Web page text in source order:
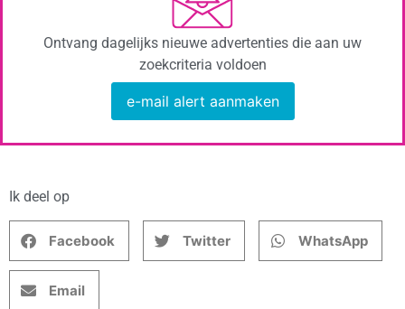
Ontvang dagelijks nieuwe advertenties die aan uw
zoekcriteria voldoen
e-mail alert aanmaken
Ik deel op
Facebook Twitter WhatsApp
Email